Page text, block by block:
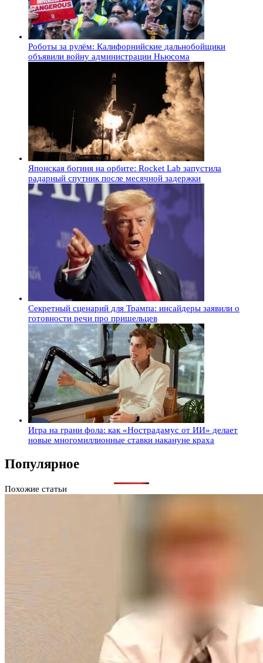
Роботы за рулём: Калифорнийские дальнобойщики
объявили войну администрации Ньюсома
Японская богиня на орбите: Rocket Lab запустила
радарный спутник после месячной задержки
Секретный сценарий для Трампа: инсайдеры заявили о
готовности речи про пришельцев
Игра на грани фола: как «Нострадамус от ИИ» делает
новые многомиллионные ставки накануне краха
Популярное
Похожие статьи